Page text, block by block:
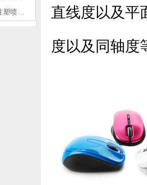
交付是硬实力：东莞注塑喷油厂如何用齐 直线度以及平
度以及同轴度